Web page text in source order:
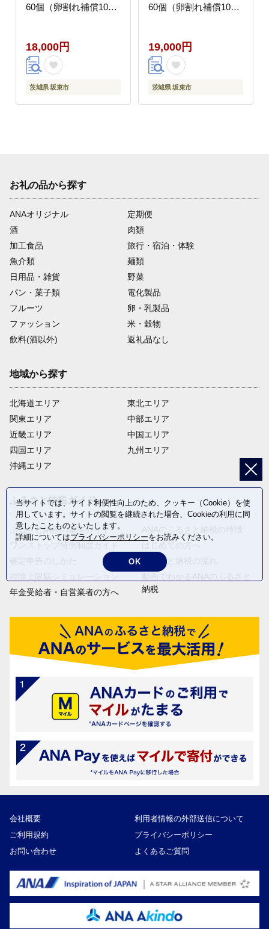
60個（卵割れ補償10個
18,000円
茨城県 坂東市
60個（卵割れ補償10個
19,000円
茨城県 坂東市
お礼の品から探す
ANAオリジナル
定期便
酒
肉類
加工食品
旅行・宿泊・体験
魚介類
麺類
日用品・雑貨
野菜
パン・菓子類
電化製品
フルーツ
卵・乳製品
ファッション
米・穀物
飲料(酒以外)
返礼品なし
地域から探す
北海道エリア
関東エリア
近畿エリア
四国エリア
沖縄エリア
東北エリア
中部エリア
中国エリア
九州エリア
ふるさと納税ガイド
ふるさと納税の基本ガイド
年金受給者・自営業者の方へ
ふるさと納税の流れ
納税
会社概要
利用者情報の外部送信について
ご利用規約
プライバシーポリシー
お問い合わせ
よくあるご質問
当サイトでは、サイト利便性向上のため、クッキー（Cookie）を使
用しています。サイトの閲覧を継続された場合、Cookieの利用に同
意したことものといたします。
詳細についてはプライバシーポリシーをお読みください。
OK